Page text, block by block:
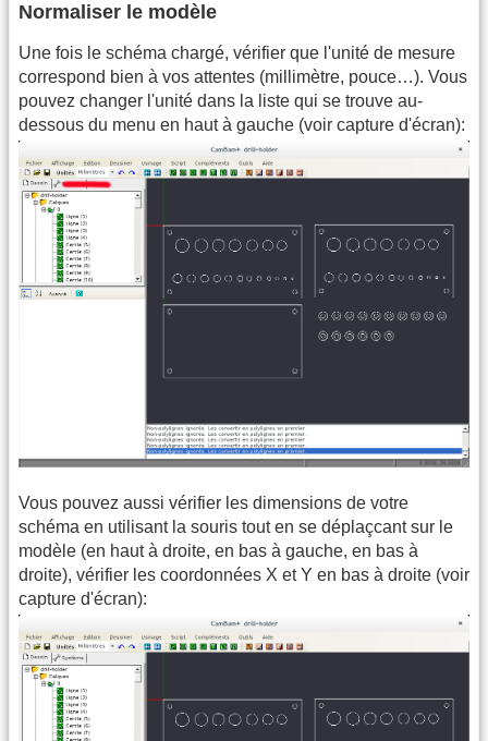
Normaliser le modèle
Une fois le schéma chargé, vérifier que l'unité de mesure
correspond bien à vos attentes (millimètre, pouce…). Vous
pouvez changer l'unité dans la liste qui se trouve au-
dessous du menu en haut à gauche (voir capture d'écran):
Vous pouvez aussi vérifier les dimensions de votre
schéma en utilisant la souris tout en se déplaçcant sur le
modèle (en haut à droite, en bas à gauche, en bas à
droite), vérifier les coordonnées X et Y en bas à droite (voir
capture d'écran):